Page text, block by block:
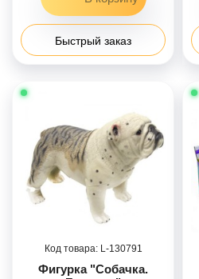
Быстрый заказ
130791
Фигурка "Собачка.